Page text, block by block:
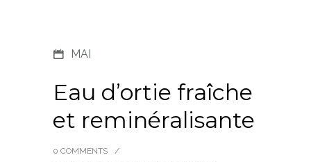
MAI
Eau d’ortie fraîche
et reminéralisante
0 COMMENTS
/